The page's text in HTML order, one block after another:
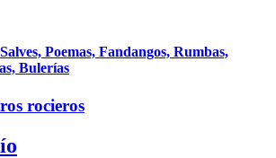
Poemas, Fandangos, Rumbas,
Bulerías
rocieros